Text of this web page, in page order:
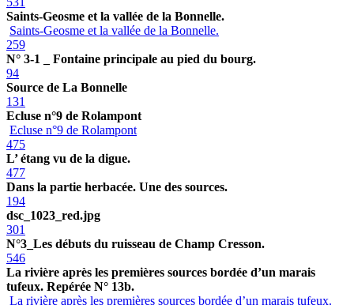
Saints-Geosme et la vallée de la Bonnelle.
Saints-Geosme et la vallée de la Bonnelle.
259
N° 3-1 _ Fontaine principale au pied du bourg.
94
Source de La Bonnelle
131
Ecluse n°9 de Rolampont
Ecluse n°9 de Rolampont
475
L’ étang vu de la digue.
477
Dans la partie herbacée. Une des sources.
194
dsc_1023_red.jpg
301
N°3_Les débuts du ruisseau de Champ Cresson.
546
La rivière après les premières sources bordée d’un marais
tufeux. Repérée N° 13b.
La rivière après les premières sources bordée d’un marais tufeux.